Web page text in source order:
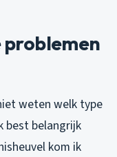
weten welk type
best belangrijk
kom ik